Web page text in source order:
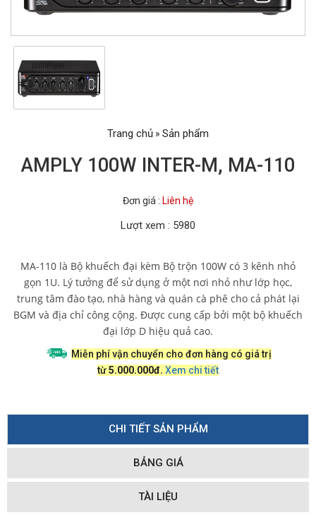
Trang chủ » Sản phẩm
AMPLY 100W INTER-M, MA-110
Đơn giá : Liên hệ
Lượt xem : 5980
MA-110 là Bộ khuếch đại kèm Bộ trộn 100W có 3 kênh nhỏ
gọn 1U. Lý tưởng để sử dụng ở một nơi nhỏ như lớp học,
trung tâm đào tạo, nhà hàng và quán cà phê cho cả phát lại
BGM và địa chỉ công cộng. Được cung cấp bởi một bộ khuếch
đại lớp D hiệu quả cao.
Miễn phí vận chuyển cho đơn hàng có giá trị
từ5.000.000đ. Xem chi tiết
CHI TIẾT SẢN PHẨM
BẢNG GIÁ
TÀI LIỆU